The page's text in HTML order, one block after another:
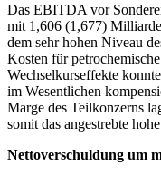
Das EBITDA vor
mit 1,606 (1,677)
dem sehr hohen Niveau
Kosten für
Wechselkurseffekte
im Wesentlichen
Marge des Teilkonzerns
somit das angestrebte
Nettoverschuldung um